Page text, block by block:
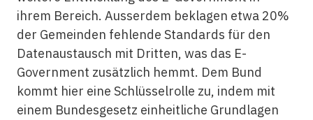
ihrem Bereich. Ausserdem beklagen etwa 20%
der Gemeinden fehlende Standards für den
Datenaustausch mit Dritten, was das E-
Government zusätzlich hemmt. Dem Bund
kommt hier eine Schlüsselrolle zu, indem mit
einem Bundesgesetz einheitliche Grundlagen